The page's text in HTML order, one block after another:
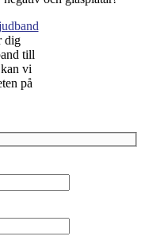
dig
till
vi
på